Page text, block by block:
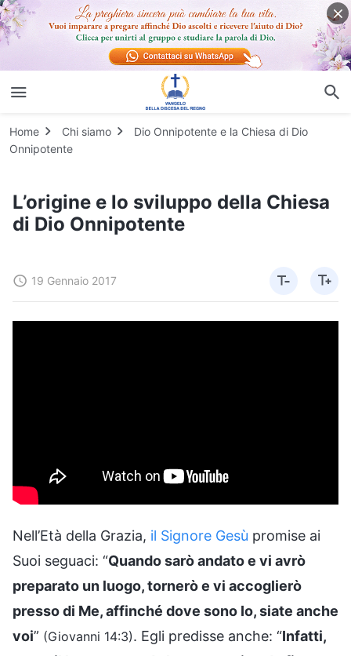
Home Chi siamo
Dio Onnipotente e la Chiesa di Dio
Onnipotente
L’origine e lo sviluppo della Chiesa
di Dio Onnipotente
19 Gennaio 2017
Nell’Età della Grazia, il Signore Gesù promise ai
Suoi seguaci: “Quando sarò andato e vi avrò
preparato un luogo, tornerò e vi accoglierò
presso di Me, affinché dove sono Io, siate anche
voi” (Giovanni 14:3). Egli predisse anche: “Infatti,